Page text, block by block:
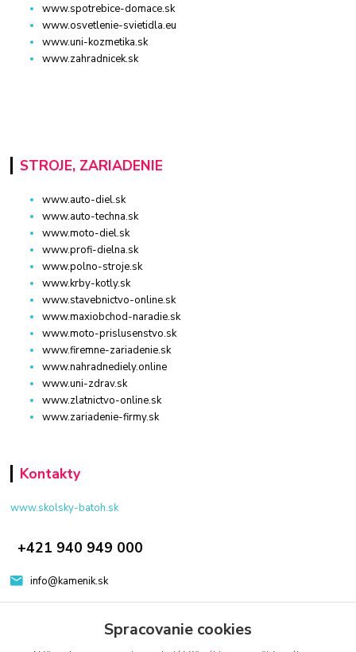
www.spotrebice-domace.sk
www.osvetlenie-svietidla.eu
www.uni-kozmetika.sk
www.zahradnicek.sk
STROJE, ZARIADENIE
www.auto-diel.sk
www.auto-techna.sk
www.moto-diel.sk
www.profi-dielna.sk
www.polno-stroje.sk
www.krby-kotly.sk
www.stavebnictvo-online.sk
www.maxiobchod-naradie.sk
www.moto-prislusenstvo.sk
www.firemne-zariadenie.sk
www.nahradnediely.online
www.uni-zdrav.sk
www.zlatnictvo-online.sk
www.zariadenie-firmy.sk
Kontakty
www.skolsky-batoh.sk
+421 940 949 000
info@kamenik.sk
Spracovanie cookies